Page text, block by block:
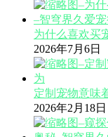
为什么喜欢买
2026年7月6日
定制宠物意味
2026年2月18日